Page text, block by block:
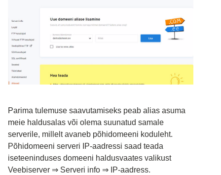
Parima tulemuse saavutamiseks peab alias asuma
meie haldusalas või olema suunatud samale
serverile, millelt avaneb põhidomeeni koduleht.
Põhidomeeni serveri IP-aadressi saad teada
iseteeninduses domeeni haldusvaates valikust
Veebiserver ⇒ Serveri info ⇒ IP-aadress.